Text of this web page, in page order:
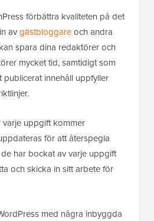
förbättra kvaliteten på det
avgästbloggareoch andra
spara dina redaktörer och
mycket tid, samtidigt som
publicerat innehåll uppfyller
uppgift kommer
för att återspegla
har bockat av varje uppgift
och skicka in sitt arbete för
med några inbyggda